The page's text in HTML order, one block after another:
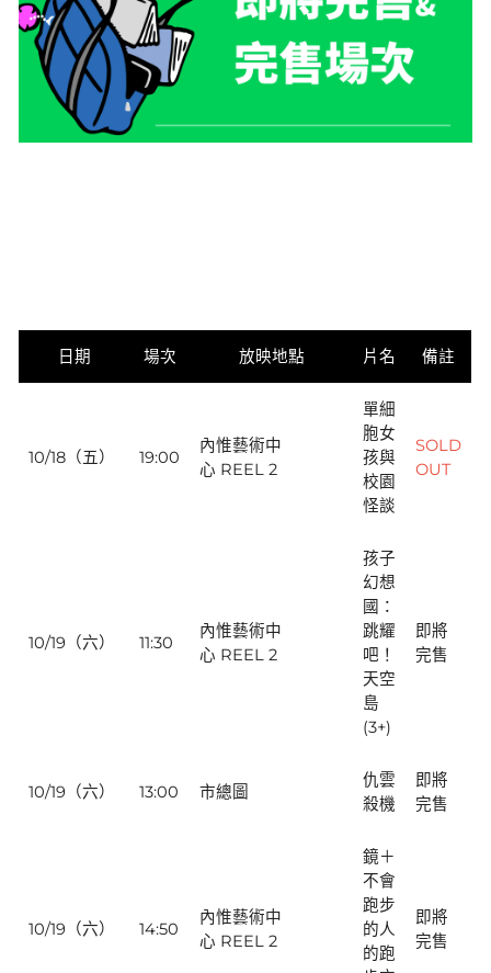
日期 場次 放映地點 片名 備註
10/18（五） 19:00
內惟藝術中
心 REEL 2
單細
胞女
孩與
校園
怪談
SOLD
OUT
10/19（六） 11:30
內惟藝術中
心 REEL 2
孩子
幻想
國：
跳耀
吧！
天空
島
(3+)
即將
完售
10/19（六） 13:00 市總圖
仇雲
殺機
即將
完售
10/19（六） 14:50
內惟藝術中
心 REEL 2
鏡＋
不會
跑步
的人
的跑
即將
完售